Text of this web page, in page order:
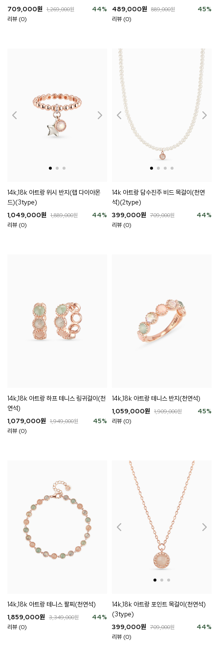
44%
709,000원 1,269,000원
리뷰 (0)
45%
489,000원 889,000원
리뷰 (0)
14k,18k 아트랑 위시 반지(랩 다이아몬
드)(3type)
44%
1,049,000원 1,889,000원
리뷰 (0)
14k 아트랑 담수진주 비드 목걸이(천연
석)(2type)
44%
399,000원 709,000원
리뷰 (0)
14k,18k 아트랑 하프 테니스 링귀걸이(천
연석)
45%
1,079,000원 1,949,000원
리뷰 (0)
14k,18k 아트랑 테니스 반지(천연석)
45%
1,059,000원 1,909,000원
리뷰 (0)
14k,18k 아트랑 테니스 팔찌(천연석)
44%
1,859,000원 3,349,000원
리뷰 (0)
14k,18k 아트랑 포인트 목걸이(천연석)
(3type)
44%
399,000원 709,000원
리뷰 (0)